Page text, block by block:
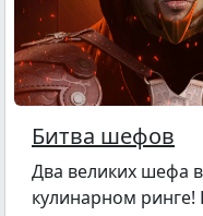
Битва шефов
Два великих шефа
кулинарном ринге!